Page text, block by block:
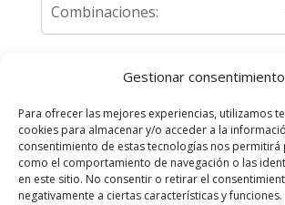
Gestionar consentimiento
Para ofrecer las mejores experiencias, utilizamos
cookies para almacenar y/o acceder a la
consentimiento de estas tecnologías nos
como el comportamiento de navegación o las
en este sitio. No consentir o retirar el
negativamente a ciertas características y funciones.
Combinaciones:
Envíos y Devoluciones
Quienes
Contacta con nosotros
Política de privacidad
Políticas